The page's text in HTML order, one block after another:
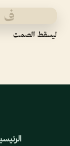
ف
ليسقط الصمت